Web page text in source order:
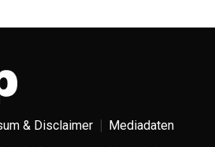
& Disclaimer
Mediadaten